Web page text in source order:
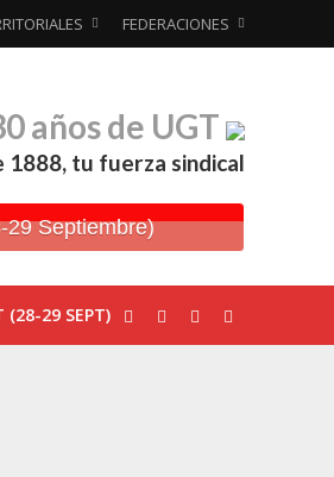
FEDERACIONES
años de UGT
1888, tu fuerza sindical
29 Septiembre)
(28-29 SEPT)